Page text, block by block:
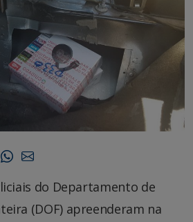
do Departamento de
(DOF) apreenderam na